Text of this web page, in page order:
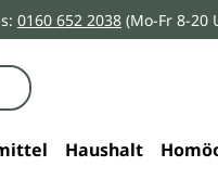
0160 652 2038 (Mo-Fr 8-20
Haushalt